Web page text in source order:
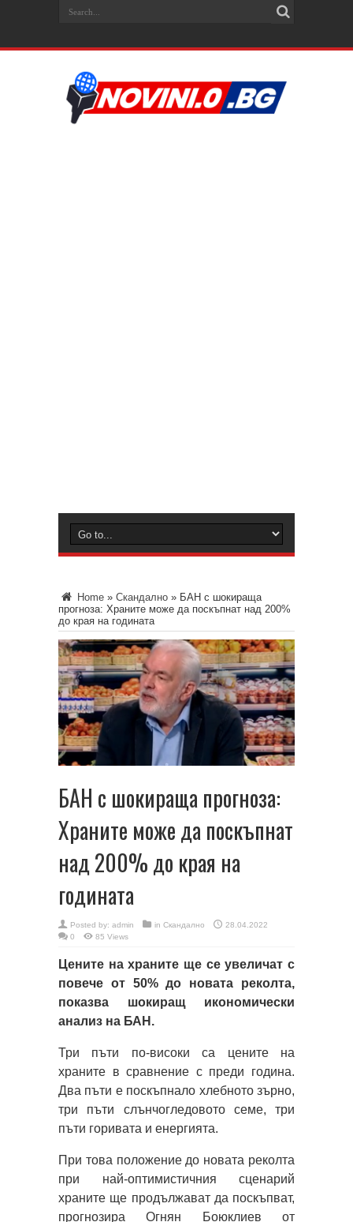
Home » Скандално » БАН с шокираща
прогноза: Храните може да поскъпнат над 200%
до края на годината
БАН с шокираща прогноза:
Храните може да поскъпнат
над 200% до края на
годината
Posted by: admin in Скандално
28.04.2022
0
85 Views
Цените на храните ще се увеличат с
повече от 50% до новата реколта,
показва шокиращ икономически
анализ на БАН.
Три пъти по-високи са цените на
храните в сравнение с преди година.
Два пъти е поскъпнало хлебното зърно,
три пъти слънчогледовото семе, три
пъти горивата и енергията.
При това положение до новата реколта
при най-оптимистичния сценарий
храните ще продължават да поскъпват,
прогнозира Огнян Бoюклиев от